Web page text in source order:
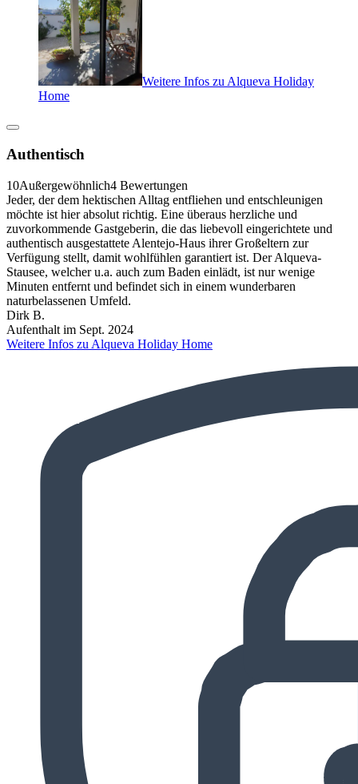
Weitere Infos zu Alqueva Holiday
Home
Authentisch
10Außergewöhnlich4 Bewertungen
Jeder, der dem hektischen Alltag entfliehen und entschleunigen
möchte ist hier absolut richtig. Eine überaus herzliche und
zuvorkommende Gastgeberin, die das liebevoll eingerichtete und
authentisch ausgestattete Alentejo-Haus ihrer Großeltern zur
Verfügung stellt, damit wohlfühlen garantiert ist. Der Alqueva-
Stausee, welcher u.a. auch zum Baden einlädt, ist nur wenige
Minuten entfernt und befindet sich in einem wunderbaren
naturbelassenen Umfeld.
Dirk B.
Aufenthalt im Sept. 2024
Weitere Infos zu Alqueva Holiday Home